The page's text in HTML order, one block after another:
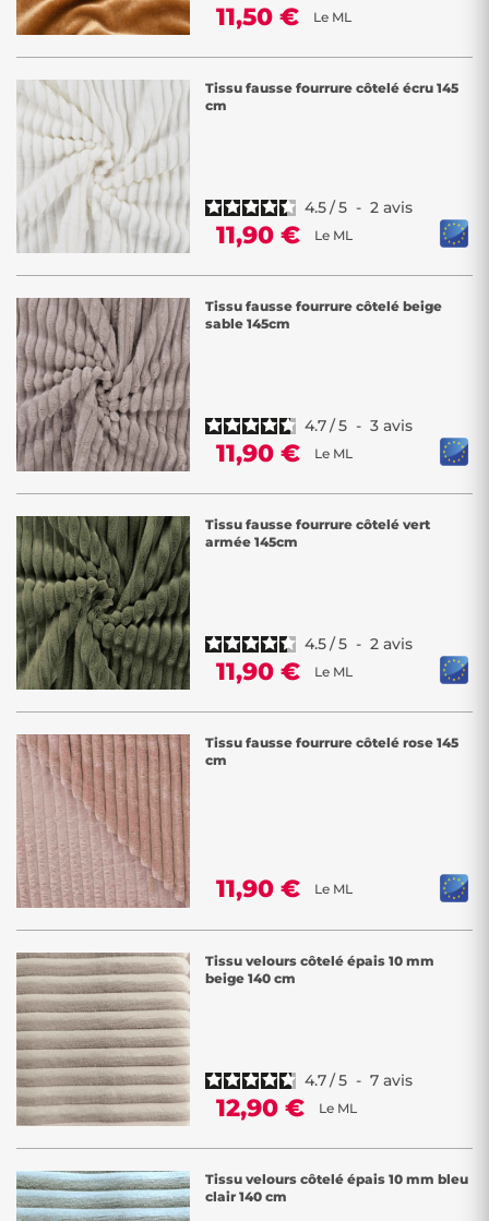
11,50 € Le ML
Tissu fausse fourrure côtelé écru 145
cm
4.5/5 - 2 avis
11,90 € Le ML
Tissu fausse fourrure côtelé beige
sable 145cm
4.7/5 - 3 avis
11,90 € Le ML
Tissu fausse fourrure côtelé vert
armée 145cm
4.5/5 - 2 avis
11,90 € Le ML
Tissu fausse fourrure côtelé rose 145
cm
11,90 € Le ML
Tissu velours côtelé épais 10 mm
beige 140 cm
4.7/5 - 7 avis
12,90 € Le ML
Tissu velours côtelé épais 10 mm bleu
clair 140 cm